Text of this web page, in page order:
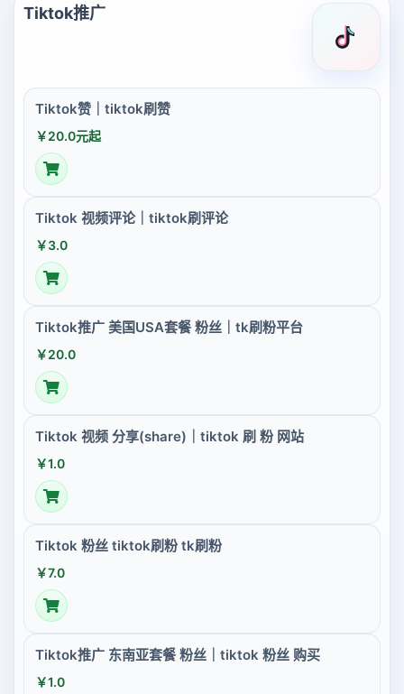
Tiktok推广
Tiktok赞｜tiktok刷赞
￥20.0元起
Tiktok 视频评论｜tiktok刷评论
￥3.0
Tiktok推广 美国USA套餐 粉丝｜tk刷粉平台
￥20.0
Tiktok 视频 分享(share)｜tiktok 刷 粉 网站
￥1.0
Tiktok 粉丝 tiktok刷粉 tk刷粉
￥7.0
Tiktok推广 东南亚套餐 粉丝｜tiktok 粉丝 购买
￥1.0